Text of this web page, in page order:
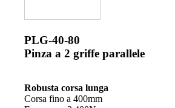
PLG-40-80
Pinza a 2 griffe parallele
Robusta corsa lunga
Corsa fino a 400mm